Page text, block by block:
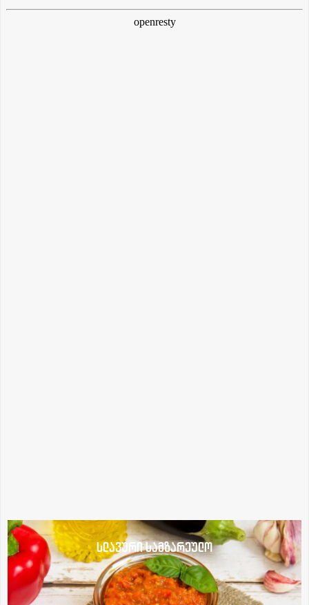
სლავური სამზარეულო